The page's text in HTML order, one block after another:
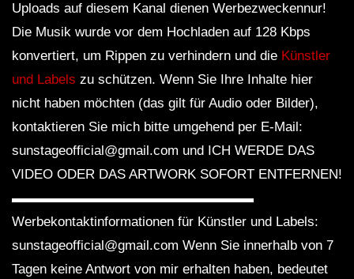
Uploads auf diesem Kanal dienen Werbezweckennur!
Die Musik wurde vor dem Hochladen auf 128 Kbps
konvertiert, um Rippen zu verhindern und die Künstler
und Labels zu schützen. Wenn Sie Ihre Inhalte hier
nicht haben möchten (das gilt für Audio oder Bilder),
kontaktieren Sie mich bitte umgehend per E-Mail:
sunstageofficial@gmail.com und ICH WERDE DAS
VIDEO ODER DAS ARTWORK SOFORT ENTFERNEN!
▬▬▬▬▬▬▬▬▬▬▬▬▬▬▬▬▬▬
Werbekontaktinformationen für Künstler und Labels:
sunstageofficial@gmail.com Wenn Sie innerhalb von 7
Tagen keine Antwort von mir erhalten haben, bedeutet